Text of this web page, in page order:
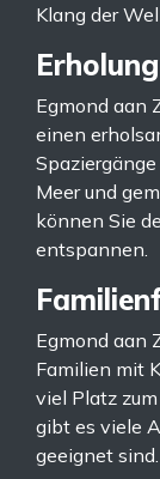
Klang der
Egmond aan
einen
Meer und
können Sie
entspannen.
Egmond aan
Familien mit
viel Platz
gibt es viele
geeignet sind.